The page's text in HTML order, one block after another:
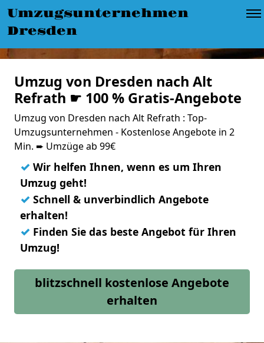
Umzugsunternehmen
Dresden
Umzug von Dresden nach Alt
Refrath ☛ 100 % Gratis-Angebote
Umzug von Dresden nach Alt Refrath : Top-
Umzugsunternehmen - Kostenlose Angebote in 2
Min. ➨ Umzüge ab 99€
✓ Wir helfen Ihnen, wenn es um Ihren
Umzug geht!
✓ Schnell & unverbindlich Angebote
erhalten!
✓ Finden Sie das beste Angebot für Ihren
Umzug!
blitzschnell kostenlose Angebote
erhalten